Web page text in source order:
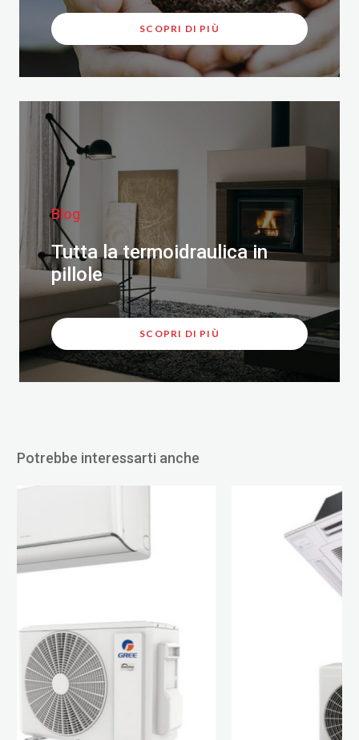
SCOPRI DI PIÙ
Blog
Tutta la termoidraulica in
pillole
SCOPRI DI PIÙ
Potrebbe interessarti anche